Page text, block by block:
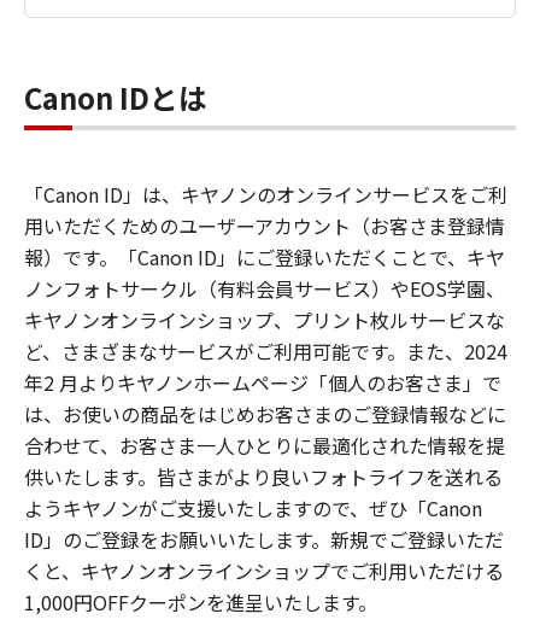
Canon IDとは
「Canon ID」は、キヤノンのオンラインサービスをご利
用いただくためのユーザーアカウント（お客さま登録情
報）です。「Canon ID」にご登録いただくことで、キヤ
ノンフォトサークル（有料会員サービス）やEOS学園、
キヤノンオンラインショップ、プリント枚ルサービスな
ど、さまざまなサービスがご利用可能です。また、2024
年2 月よりキヤノンホームページ「個人のお客さま」で
は、お使いの商品をはじめお客さまのご登録情報などに
合わせて、お客さま一人ひとりに最適化された情報を提
供いたします。皆さまがより良いフォトライフを送れる
ようキヤノンがご支援いたしますので、ぜひ「Canon
ID」のご登録をお願いいたします。新規でご登録いただ
くと、キヤノンオンラインショップでご利用いただける
1,000円OFFクーポンを進呈いたします。